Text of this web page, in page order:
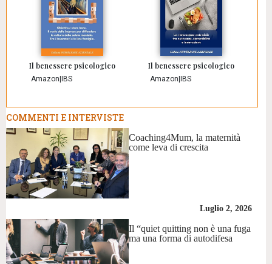
Il benessere psicologico
Amazon IBS
Il benessere psicologico
Amazon IBS
COMMENTI E INTERVISTE
Coaching4Mum, la maternità
come leva di crescita
Luglio 2, 2026
Il “quiet quitting non è una fuga
ma una forma di autodifesa